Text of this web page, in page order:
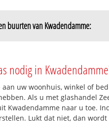
buurten van Kwadendamme:
nodig in
aan uw woonhuis, winkel of
Als u met glashandel
Kwadendamme naar u toe.
Lukt dat niet, dan wordt